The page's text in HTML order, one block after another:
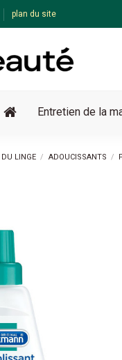
plan du site
Entretien de la
DU LINGE ADOUCISSANTS